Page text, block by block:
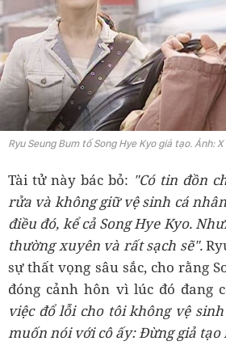
Ryu Seung Bum tố Song Hye Kyo giả tạo. Ảnh: X
Tài tử này bác bỏ: "Có tin đồn
rửa và không giữ vệ sinh cá
điều đó, kể cả Song Hye Kyo.
thường xuyên và rất sạch sẽ".
sự thất vọng sâu sắc, cho rằng
đóng cảnh hôn vì lúc đó đang
việc đổ lỗi cho tôi không vệ
muốn nói với cô ấy: Đừng giả tạo